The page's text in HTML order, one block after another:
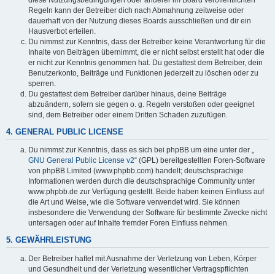
Regeln kann der Betreiber dich nach Abmahnung zeitweise oder
dauerhaft von der Nutzung dieses Boards ausschließen und dir ein
Hausverbot erteilen.
Du nimmst zur Kenntnis, dass der Betreiber keine Verantwortung für die
Inhalte von Beiträgen übernimmt, die er nicht selbst erstellt hat oder die
er nicht zur Kenntnis genommen hat. Du gestattest dem Betreiber, dein
Benutzerkonto, Beiträge und Funktionen jederzeit zu löschen oder zu
sperren.
Du gestattest dem Betreiber darüber hinaus, deine Beiträge
abzuändern, sofern sie gegen o. g. Regeln verstoßen oder geeignet
sind, dem Betreiber oder einem Dritten Schaden zuzufügen.
4. GENERAL PUBLIC LICENSE
Du nimmst zur Kenntnis, dass es sich bei phpBB um eine unter der „
GNU General Public License v2“ (GPL) bereitgestellten Foren-Software
von phpBB Limited (www.phpbb.com) handelt; deutschsprachige
Informationen werden durch die deutschsprachige Community unter
www.phpbb.de zur Verfügung gestellt. Beide haben keinen Einfluss auf
die Art und Weise, wie die Software verwendet wird. Sie können
insbesondere die Verwendung der Software für bestimmte Zwecke nicht
untersagen oder auf Inhalte fremder Foren Einfluss nehmen.
5. GEWÄHRLEISTUNG
Der Betreiber haftet mit Ausnahme der Verletzung von Leben, Körper
und Gesundheit und der Verletzung wesentlicher Vertragspflichten